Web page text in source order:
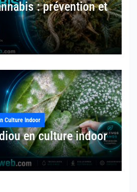
: prévention et
Culture Indoor
en culture indoor